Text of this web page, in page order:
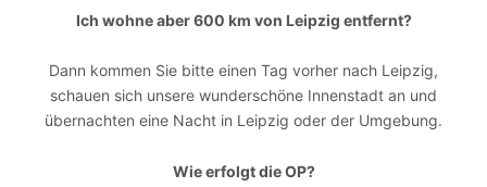
Ich wohne aber 600 km von Leipzig entfernt?
Dann kommen Sie bitte einen Tag vorher nach Leipzig,
schauen sich unsere wunderschöne Innenstadt an und
übernachten eine Nacht in Leipzig oder der Umgebung.
Wie erfolgt die OP?